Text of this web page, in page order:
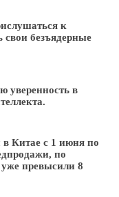
к
свои безъядерные
уверенность в
Китае с 1 июня по
по
уже превысили 8